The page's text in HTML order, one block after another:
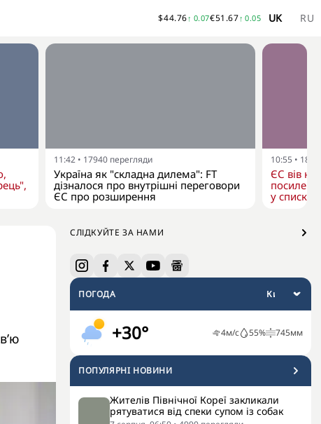
$44.76↑ 0.07€51.67↑ 0.05 UK RU
11:42 • 17940 перегляди
Україна як "складна дилема": FT
дізналося про внутрішні переговори
ЄС про розширення
10:55 •
ЄС вів
у списку
СЛІДКУЙТЕ ЗА НАМИ
ПОГОДА
+30° 4м/с 55% 745мм
ПОПУЛЯРНI НОВИНИ
Жителів Північної Кореї закликали
рятуватися від спеки супом із собак